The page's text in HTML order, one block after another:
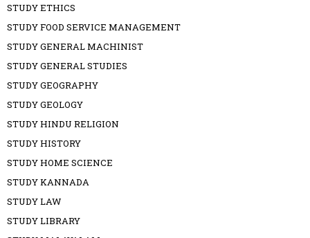
STUDY ETHICS
STUDY FOOD SERVICE MANAGEMENT
STUDY GENERAL MACHINIST
STUDY GENERAL STUDIES
STUDY GEOGRAPHY
STUDY GEOLOGY
STUDY HINDU RELIGION
STUDY HISTORY
STUDY HOME SCIENCE
STUDY KANNADA
STUDY LAW
STUDY LIBRARY